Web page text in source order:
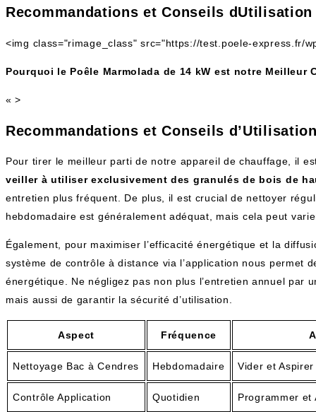
Recommandations et Conseils
<img class="rimage_class" src="https://test.poele-express.fr/
Pourquoi le Poêle Marmolada de 14 kW est notre Meilleur
« >
Recommandations et Conseils
Pour tirer le meilleur parti de notre appareil de chauffage, il
veiller à utiliser exclusivement des granulés de bois de
entretien plus fréquent. De plus, il est crucial de nettoyer
hebdomadaire est généralement adéquat, mais cela peut
Également, pour maximiser l’efficacité énergétique et la
système de contrôle à distance via l’application nous
énergétique. Ne négligez pas non plus l’entretien annuel
mais aussi de garantir la sécurité d’utilisation.
Aspect Fréquence
Nettoyage Bac à Cendres Hebdomadaire Vider et
Contrôle Application Quotidien Programmer et